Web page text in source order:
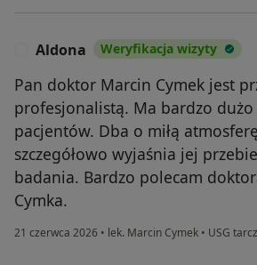
Aldona Weryfikacja wizyty
Pan doktor Marcin Cymek jest
profesjonalistą. Ma bardzo
pacjentów. Dba o miłą
szczegółowo wyjaśnia jej
badania. Bardzo polecam
Cymka.
21 czerwca 2026 • lek. Marcin Cymek • USG